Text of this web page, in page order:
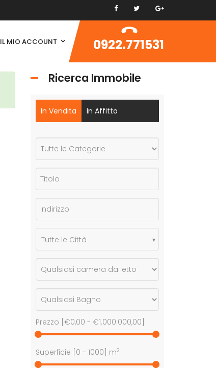
IL MIO ACCOUNT 0922.771531
Ricerca Immobile
In Vendita In Affitto
Tutte le Città
Prezzo [ €0,00 - €1.000.000,00
Superficie [ 0 - 1000 ] m2